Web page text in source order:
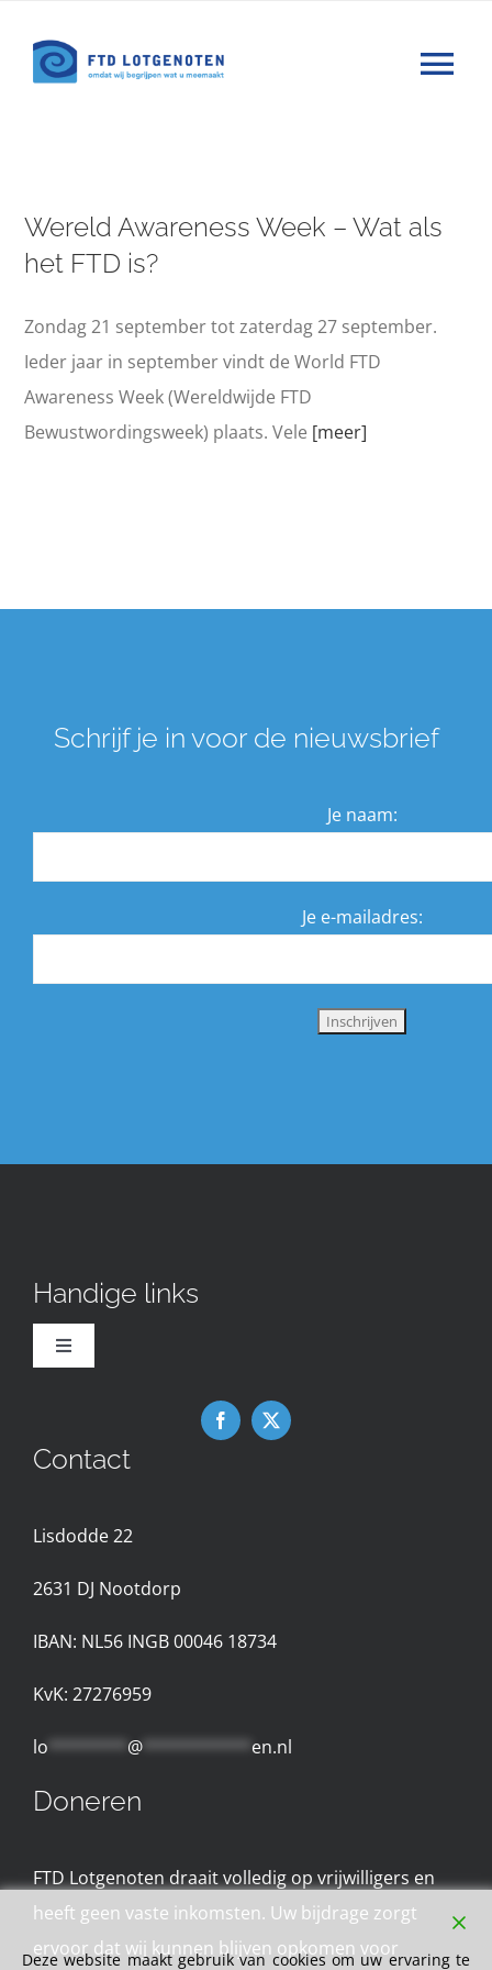
naar
inhoud
Hulp
Agenda
Forums
naar:
Wereld Awareness Week – Wat als
het FTD is?
Zondag 21 september tot zaterdag 27 september.
Ieder jaar in september vindt de World FTD
Awareness Week (Wereldwijde FTD
Bewustwordingsweek) plaats. Vele [meer]
Schrijf je in voor de nieuwsbrief
Je naam:
Je e-mailadres:
Handige links
Toggle
Nieuws
Contact met de Expertgroep
Gebruiksvoorwaarden
Contact
Lisdodde 22
2631 DJ Nootdorp
IBAN: NL56 INGB 00046 18734
KvK: 27276959
lo ******** @*********** en.nl
Doneren
FTD Lotgenoten draait volledig op vrijwilligers en
heeft geen vaste inkomsten. Uw bijdrage zorgt
ervoor dat wij kunnen blijven opkomen voor
Deze website maakt gebruik van cookies om uw ervaring te